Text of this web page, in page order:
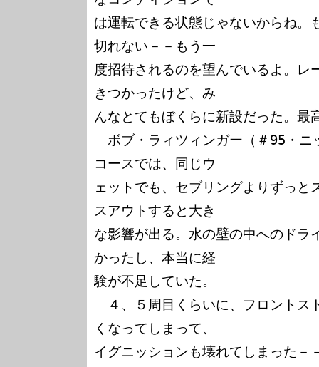
は運転できる状態じゃないからね。
切れない－－もう一
度招待されるのを望んでいるよ。レ
きつかったけど、み
んなとてもぼくらに新設だった。最
ボブ・ラィツィンガー（＃95・ニ
コースでは、同じウ
ェットでも、セブリングよりずっと
スアウトすると大き
な影響が出る。水の壁の中へのドラ
かったし、本当に経
験が不足していた。
４、５周目くらいに、フロントス
くなってしまって、
イグニッションも壊れてしまった－